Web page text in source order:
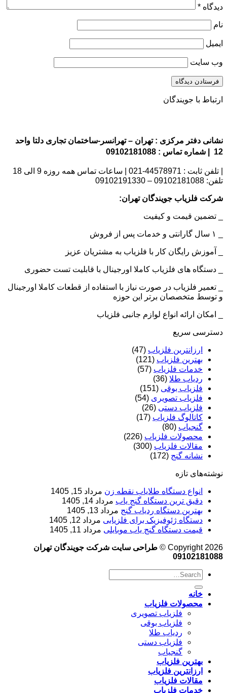
دیدگاه *
نام
ایمیل
وب‌ سایت
ارتباط با جویندگان
نشانی دفتر مرکزی : تهران – تهرانسر-ساختمان تجاری دلتا واحد
12 | شماره تماس : 09102181088
| تلفن ثابت : 44578971-021 | ساعات تماس همه روزه 9 الی 18
تلفن: 09102181088 – 09102191330
شرکت فلزیاب جویندگان تهران:
_ تضمین قیمت و کیفیت
_ آموزش رایگان کار با فلزیاب به مشتریان عزیز
_ دستگاه های فلزیاب کاملا اورجینال با قابلیت تست حضوری
_ تعمیر فلزیاب در صورت نیاز با استفاده از قطعات کاملا اورجینال
و توسط متخصصان برتر این حوزه
_ امکان ارائه انواع لوازم جانبی فلزیاب
دسترسی سریع
ارزانترین فلزیاب (47)
بهترین فلزیاب (121)
خدمات فلزیاب (57)
ردیاب طلا (36)
فلزیاب بوقی (151)
فلزیاب تصویری (54)
فلزیاب دستی (26)
کاتالوگ فلزیاب (17)
گنجیاب (80)
محصولات فلزیاب (226)
مقالات فلزیاب (300)
نشانه گنج (172)
نوشته‌های تازه
انواع دستگاه طلایاب نقطه زن مرداد 15, 1405
دقیق ترین دستگاه گنج یاب مرداد 14, 1405
بهترین دستگاه ردیاب گنج مرداد 13, 1405
دستگاه ژئوفیزیک برای فلزیابی مرداد 12, 1405
قیمت دستگاه گنج یاب موبایلی مرداد 11, 1405
Copyright 2026 ©
طراحی سایت شرکت جویندگان تهران
09102181088
خانه
محصولات فلزیاب
فلزیاب تصویری
فلزیاب بوقی
ردیاب طلا
فلزیاب دستی
گنجیاب
بهترین فلزیاب
ارزانترین فلزیاب
مقالات فلزیاب
خدمات فلزیاب